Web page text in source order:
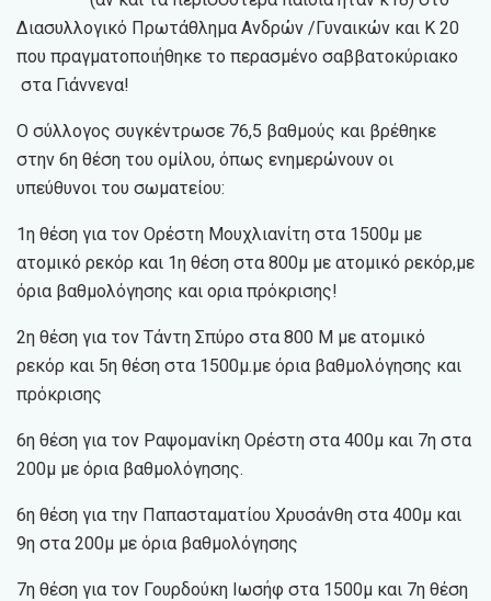
Διασυλλογικό Πρωτάθλημα Ανδρών /Γυναικών και Κ 20
που πραγματοποιήθηκε το περασμένο σαββατοκύριακο
στα Γιάννενα!
Ο σύλλογος συγκέντρωσε 76,5 βαθμούς και βρέθηκε
στην 6η θέση του ομίλου, όπως ενημερώνουν οι
υπεύθυνοι του σωματείου:
1η θέση για τον Ορέστη Μουχλιανίτη στα 1500μ με
ατομικό ρεκόρ και 1η θέση στα 800μ με ατομικό ρεκόρ,με
όρια βαθμολόγησης και ορια πρόκρισης!
2η θέση για τον Τάντη Σπύρο στα 800 Μ με ατομικό
ρεκόρ και 5η θέση στα 1500μ.με όρια βαθμολόγησης και
πρόκρισης
6η θέση για τον Ραψομανίκη Ορέστη στα 400μ και 7η στα
200μ με όρια βαθμολόγησης.
6η θέση για την Παπασταματίου Χρυσάνθη στα 400μ και
9η στα 200μ με όρια βαθμολόγησης
7η θέση για τον Γουρδούκη Ιωσήφ στα 1500μ και 7η θέση